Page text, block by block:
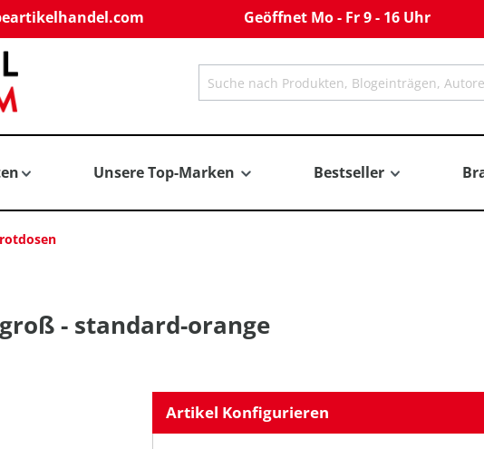
Geöffnet Mo - Fr 9 - 16 Uhr
Unsere Top-Marken Bestseller
- standard-orange
Artikel Konfigurieren